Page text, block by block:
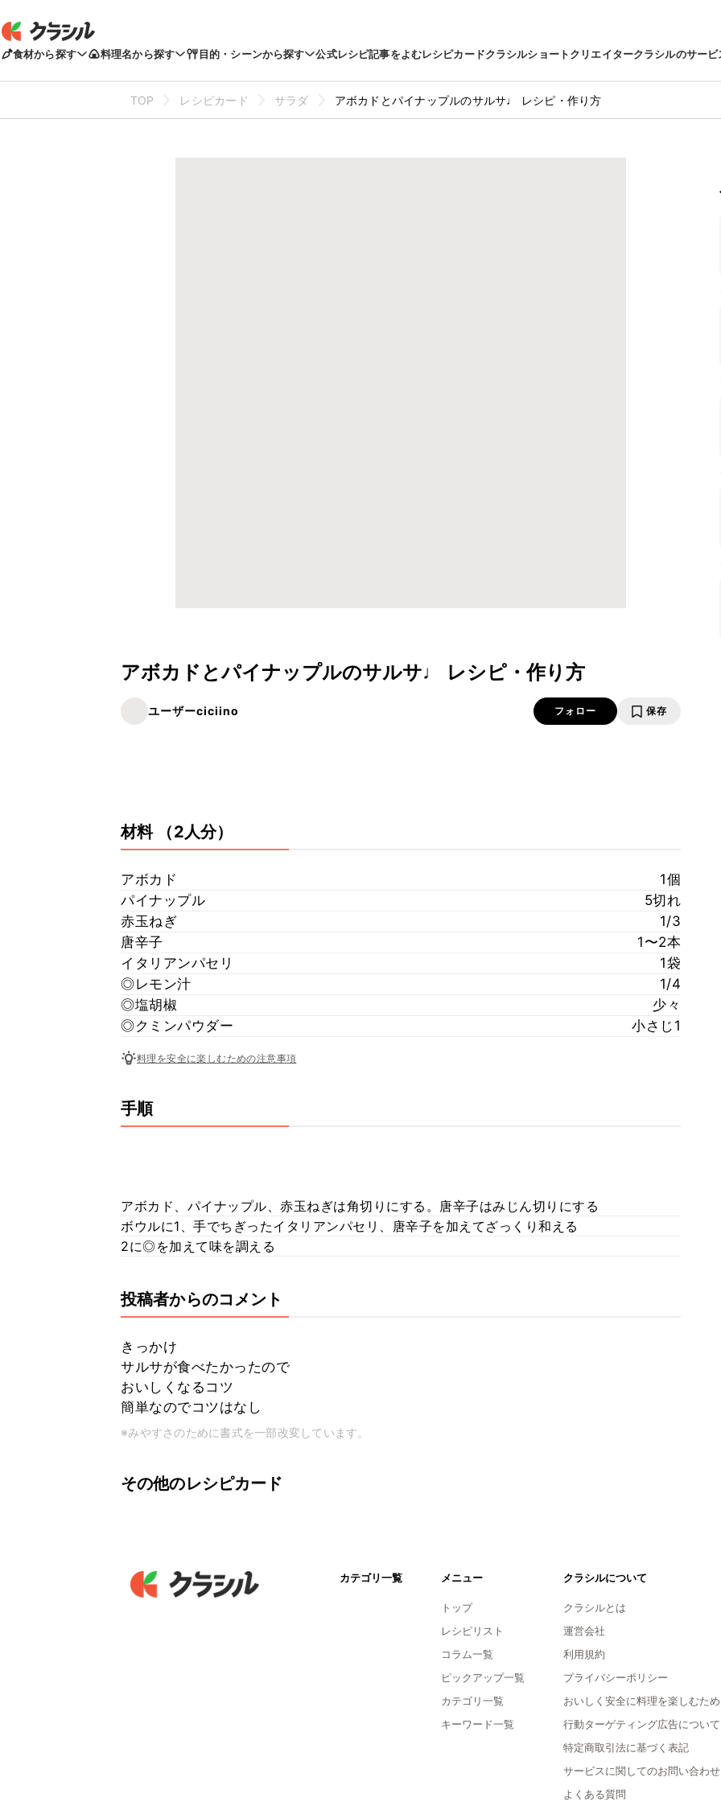
食材から探す 料理名から探す 目的・シーンから探す 公式レシピ記事をよむレシピカードクラシルショートクリエイタークラシルのサービ
TOP レシピカード サラダ アボカドとパイナップルのサルサ♩ レシピ・作り方
アボカドとパイナップルのサルサ♩ レシピ・作り方
ユーザーciciino フォロー 保存
材料 （2人分）
アボカド
1個
パイナップル
5切れ
赤玉ねぎ
1/3
唐辛子
1〜2本
イタリアンパセリ
1袋
◎レモン汁
1/4
◎塩胡椒
少々
◎クミンパウダー
小さじ1
料理を安全に楽しむための注意事項
手順
アボカド、パイナップル、赤玉ねぎは角切りにする。唐辛子はみじん切りにする
ボウルに1、手でちぎったイタリアンパセリ、唐辛子を加えてざっくり和える
2に◎を加えて味を調える
投稿者からのコメント
きっかけ
サルサが食べたかったので
おいしくなるコツ
簡単なのでコツはなし
※みやすさのために書式を一部改変しています。
その他のレシピカード
カテゴリ一覧 メニュー
トップ
レシピリスト
コラム一覧
ピックアップ一覧
カテゴリ一覧
キーワード一覧
クラシルについて
クラシルとは
運営会社
利用規約
プライバシーポリシー
おいしく安全に料理を楽しむため
行動ターゲティング広告について
特定商取引法に基づく表記
サービスに関してのお問い合わせ
よくある質問